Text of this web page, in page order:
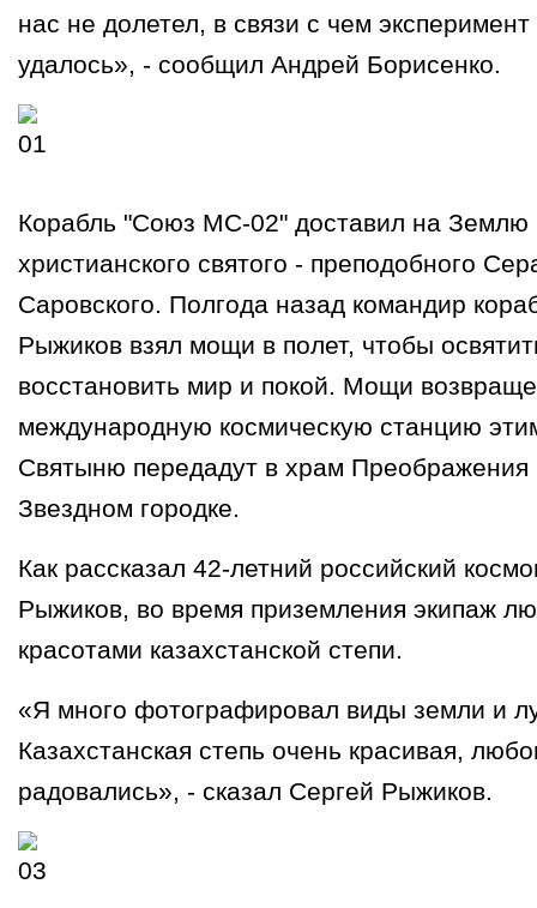
нас не долетел, в связи с чем
удалось», - сообщил Андрей Борисенко.
Корабль "Союз МС-02" доставил на
христианского святого - преподобного
Саровского. Полгода назад командир
Рыжиков взял мощи в полет, чтобы
восстановить мир и покой. Мощи
международную космическую станцию
Святыню передадут в храм Преображения
Звездном городке.
Как рассказал 42-летний российский
Рыжиков, во время приземления экипаж
красотами казахстанской степи.
«Я много фотографировал виды земли и
Казахстанская степь очень красивая,
радовались», - сказал Сергей Рыжиков.